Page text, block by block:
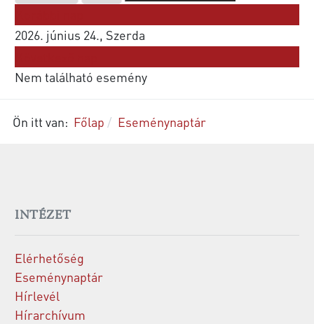
2026. június 24., Szerda
Nem található esemény
Ön itt van: Főlap Eseménynaptár
INTÉZET
Elérhetőség
Eseménynaptár
Hírlevél
Hírarchívum